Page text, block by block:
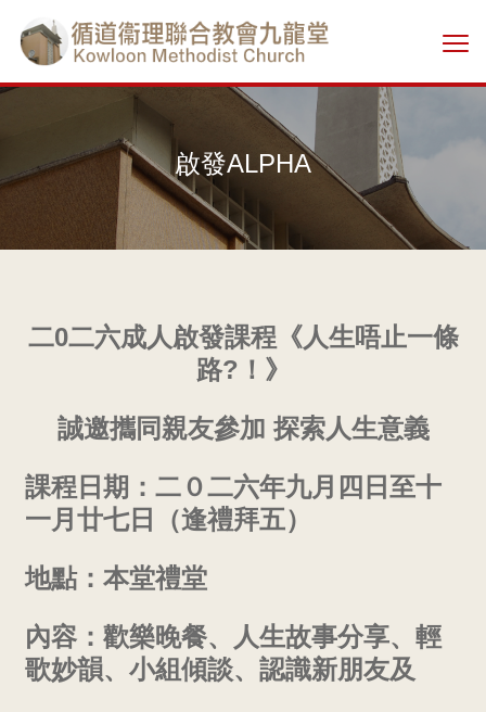
main
content
切
換
香
港
督
教
道
衞
理
聯
合
教
會
啟發ALPHA
二0二六成人啟發課程《人生唔止一條
路?！》
誠邀攜同親友參加 探索人生意義
課程日期：二０二六年九月四日至十
一月廿七日（逢禮拜五）
地點：本堂禮堂
內容：歡樂晚餐、人生故事分享、輕
歌妙韻、小組傾談、認識新朋友及